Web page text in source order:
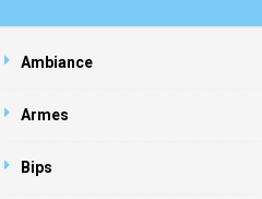
Ambiance
Armes
Bips